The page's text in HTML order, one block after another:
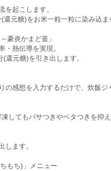
を起こします。
元糖)をお米一粒一粒に染み込ま
豪炎かまど釜」
・熱伝導を実現。
還元糖)を引き出します。
感想を入力するだけで、炊飯ジ
してもパサつきやベタつきを抑
します。
もち)」メニュー